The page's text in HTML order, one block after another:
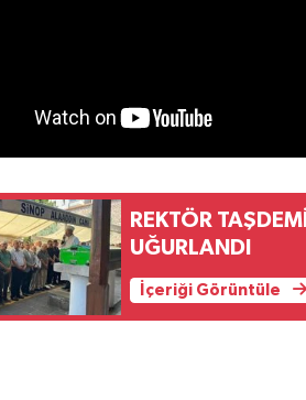
REKTÖR
UĞURLANDI
İçeriği Görüntüle